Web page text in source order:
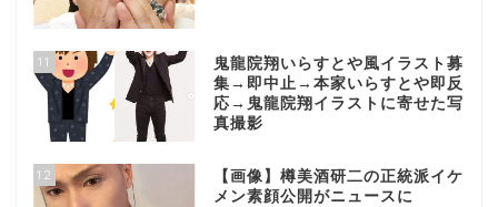
11
鬼龍院翔いらすとや風イラスト募
集→即中止→本家いらすとや即反
応→鬼龍院翔イラストに寄せた写
真撮影
12
【画像】樽美酒研二の正統派イケ
メン素顔公開がニュースに